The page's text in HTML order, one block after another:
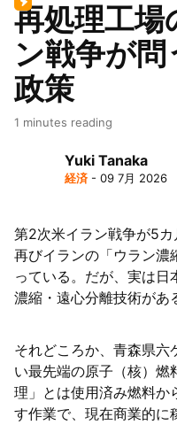
再処理工場
ン戦争が
政策
1 minutes reading
Yuki Tanaka
経済 - 09 7月 2026
第2次米イラン戦争が5
再びイランの「ウラン濃
っている。だが、実は
濃縮・遠心分離技術があ
それどころか、青森県六
い最先端の原子（核）燃
理」とは使用済み燃料か
す作業で、現在商業的に